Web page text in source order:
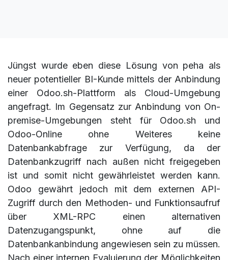
Jüngst wurde eben diese Lösung von peha als
neuer potentieller BI-Kunde mittels der Anbindung
einer Odoo.sh-Plattform als Cloud-Umgebung
angefragt. Im Gegensatz zur Anbindung von On-
premise-Umgebungen steht für Odoo.sh und
Odoo-Online ohne Weiteres keine
Datenbankabfrage zur Verfügung, da der
Datenbankzugriff nach außen nicht freigegeben
ist und somit nicht gewährleistet werden kann.
Odoo gewährt jedoch mit dem externen API-
Zugriff durch den Methoden- und Funktionsaufruf
über XML-RPC einen alternativen
Datenzugangspunkt, ohne auf die
Datenbankanbindung angewiesen sein zu müssen.